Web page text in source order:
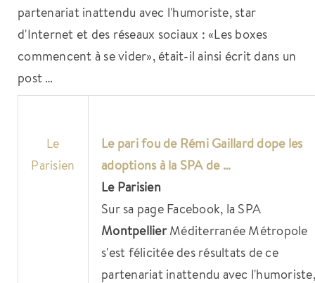
partenariat inattendu avec l'humoriste, star
d'Internet et des réseaux sociaux : «Les boxes
commencent à se vider», était-il ainsi écrit dans un
post …
Le
Parisien
Le pari fou de Rémi Gaillard dope les
adoptions à la SPA de …
Le Parisien
Sur sa page Facebook, la SPA
MontpellierMéditerranée Métropole
s'est félicitée des résultats de ce
partenariat inattendu avec l'humoriste,